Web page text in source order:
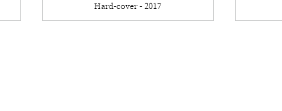
Hard-cover - 2017